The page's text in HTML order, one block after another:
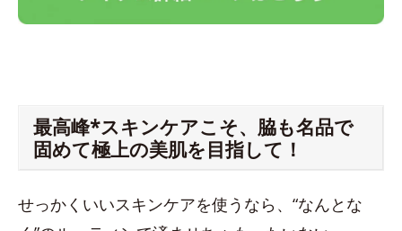
最高峰*スキンケアこそ、脇も名品で
固めて極上の美肌を目指して！
せっかくいいスキンケアを使うなら、“なんとな